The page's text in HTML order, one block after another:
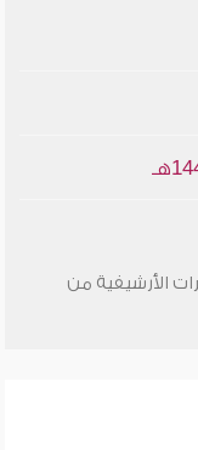
الأرشيفية من